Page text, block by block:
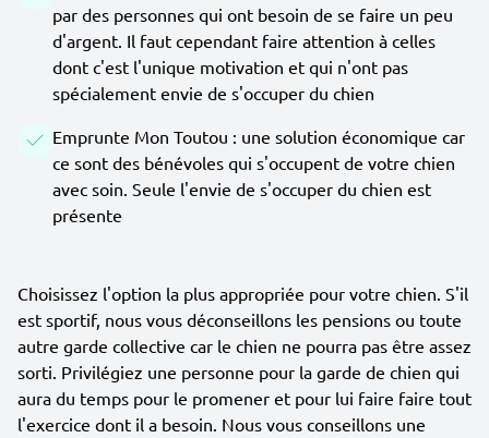
par des personnes qui ont besoin de se faire un peu
d'argent. Il faut cependant faire attention à celles
dont c'est l'unique motivation et qui n'ont pas
spécialement envie de s'occuper du chien
Emprunte Mon Toutou : une solution économique car
ce sont des bénévoles qui s'occupent de votre chien
avec soin. Seule l'envie de s'occuper du chien est
présente
Choisissez l'option la plus appropriée pour votre chien. S'il
est sportif, nous vous déconseillons les pensions ou toute
autre garde collective car le chien ne pourra pas être assez
sorti. Privilégiez une personne pour la garde de chien qui
aura du temps pour le promener et pour lui faire faire tout
l'exercice dont il a besoin. Nous vous conseillons une